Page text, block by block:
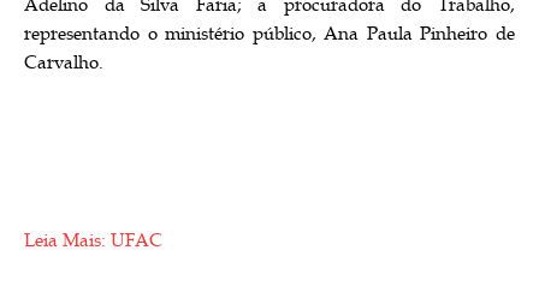
Adelino da Silva Faria; a procuradora do Trabalho,
representando o ministério público, Ana Paula Pinheiro de
Carvalho.
Leia Mais: UFAC